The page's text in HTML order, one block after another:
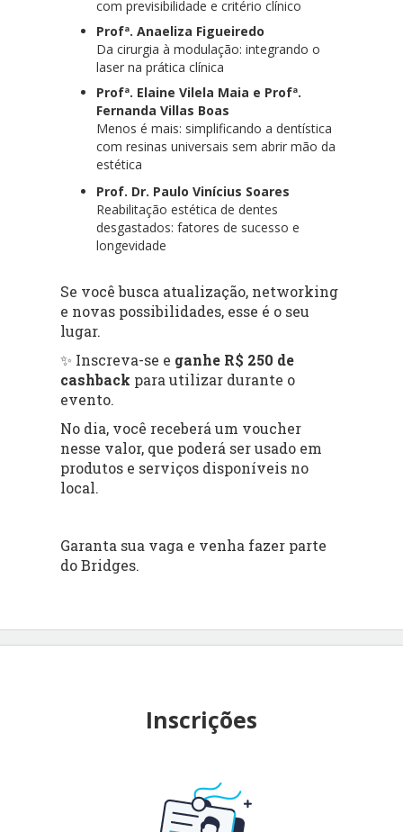
com previsibilidade e critério clínico
Profª. Anaeliza Figueiredo
Da cirurgia à modulação: integrando o
laser na prática clínica
Profª. Elaine Vilela Maia e Profª.
Fernanda Villas Boas
Menos é mais: simplificando a dentística
com resinas universais sem abrir mão da
estética
Prof. Dr. Paulo Vinícius Soares
Reabilitação estética de dentes
desgastados: fatores de sucesso e
longevidade
Se você busca atualização, networking
e novas possibilidades, esse é o seu
lugar.
✨ Inscreva-se e ganhe R$ 250 de
cashback para utilizar durante o
evento.
No dia, você receberá um voucher
nesse valor, que poderá ser usado em
produtos e serviços disponíveis no
local.
Garanta sua vaga e venha fazer parte
do Bridges.
Inscrições